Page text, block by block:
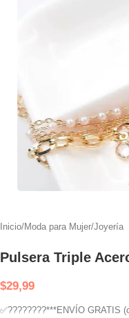
Inicio/Moda para Mujer/Joyería
Pulsera Triple
$29,99
✅????????***ENVÍO GRATIS